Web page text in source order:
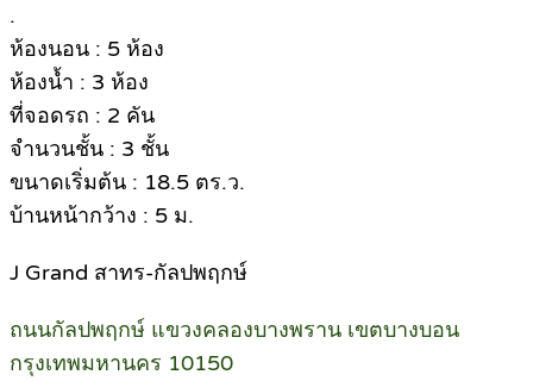
.
ห้องนอน : 5 ห้อง
ห้องน้ำ : 3 ห้อง
ที่จอดรถ : 2 คัน
จำนวนชั้น : 3 ชั้น
ขนาดเริ่มต้น : 18.5 ตร.ว.
บ้านหน้ากว้าง : 5 ม.
J Grand สาทร-กัลปพฤกษ์
ถนนกัลปพฤกษ์ แขวงคลองบางพราน เขตบางบอน
กรุงเทพมหานคร 10150